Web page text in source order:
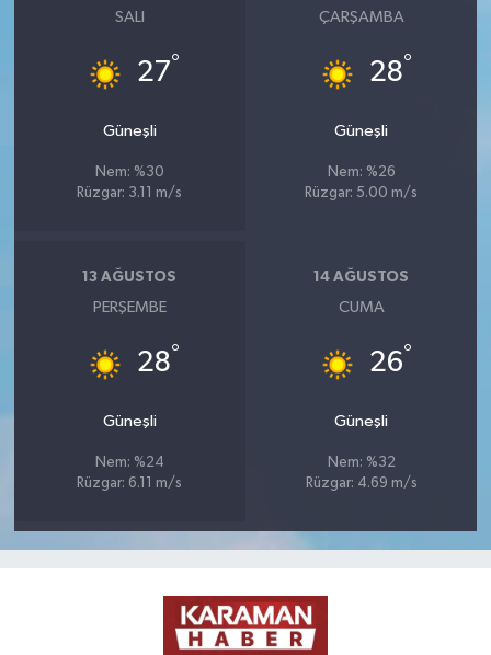
SALI
27°
Güneşli
Nem: %30
Rüzgar: 3.11 m/s
ÇARŞAMBA
28°
Güneşli
Nem: %26
Rüzgar: 5.00 m/s
13 AĞUSTOS
PERŞEMBE
28°
Güneşli
Nem: %24
Rüzgar: 6.11 m/s
14 AĞUSTOS
CUMA
26°
Güneşli
Nem: %32
Rüzgar: 4.69 m/s